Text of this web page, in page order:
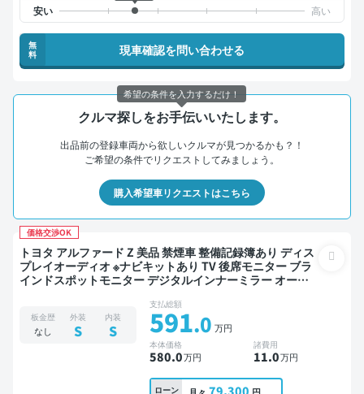
無
料
現車確認を問い合わせる
クルマ探しをお手伝いいたします。
出品前の登録車両から欲しいクルマが見つかるかも？！
ご希望の条件でリクエストしてみましょう。
購入希望車リクエストはこちら
価格交渉OK
トヨタ アルファード Z 美品 禁煙車 整備記録簿あり ディス
プレイオーディオ ※ナビキットあり TV 後席モニター ブラ
インドスポットモニター デジタルインナーミラー オート
ックドア バックモニター 全方位カメラ 衝突軽減 両側電動
スライドドア 7人乗り
板金歴
なし
外装
S
内装
S
支払総額
591.0 万円
本体価格
580.0万円
諸費用
11.0万円
ローン 79,300
希望の条件を入力するだけ！